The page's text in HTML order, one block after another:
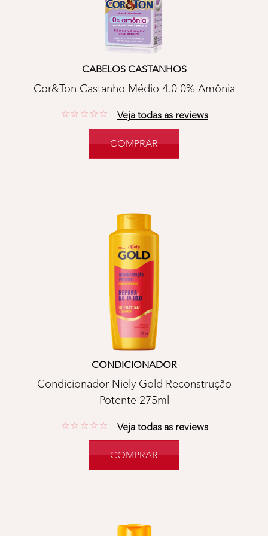
CABELOS CASTANHOS
Cor&Ton Castanho Médio 4.0 0% Amônia
No reviews Veja todas as reviews
COMPRAR
CONDICIONADOR
Condicionador Niely Gold Reconstrução
Potente 275ml
No reviews Veja todas as reviews
COMPRAR